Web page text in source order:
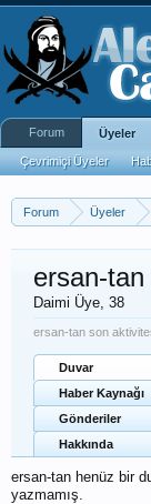
Forum Üyeler
ersan-tan
Daimi Üye, 38
ersan-tan son
Duvar
Haber Kaynağı
Gönderiler
Hakkında
ersan-tan henüz bir
yazmamış.
Forum Üyeler
Çevrimiçi Üyeler